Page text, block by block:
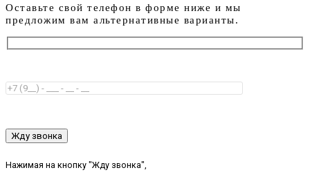
Оставьте свой телефон в форме ниже и мы
предложим вам альтернативные варианты.
Жду звонка
Нажимая на кнопку "Жду звонка",